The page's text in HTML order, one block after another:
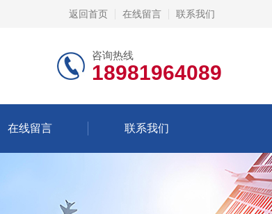
返回首页 在线留言 联系我们
咨询热线
18981964089
在线留言 联系我们